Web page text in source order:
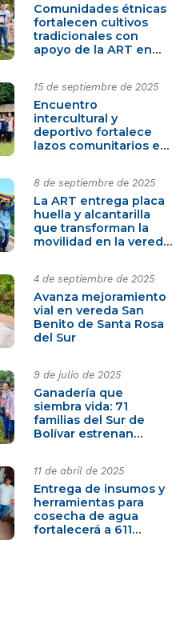
Comunidades étnicas
fortalecen cultivos
tradicionales con
apoyo de la ART en
15 de septiembre de 2025
Encuentro
intercultural y
deportivo fortalece
lazos comunitarios en
8 de septiembre de 2025
La ART entrega placa
huella y alcantarilla
que transforman la
movilidad en la vereda
4 de septiembre de 2025
Avanza mejoramiento
vial en vereda San
Benito de Santa Rosa
del Sur
9 de julio de 2025
Ganadería que
siembra vida: 71
familias del Sur de
Bolívar estrenan
11 de abril de 2025
Entrega de insumos y
herramientas para
cosecha de agua
fortalecerá a 611